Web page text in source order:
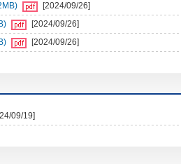
[2024/09/26]
[2024/09/26]
[2024/09/26]
09/19]